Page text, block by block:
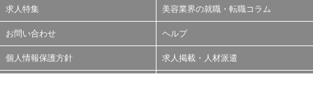
求人特集 美容業界の就職・転職コラム
お問い合わせ ヘルプ
個人情報保護方針 求人掲載・人材派遣